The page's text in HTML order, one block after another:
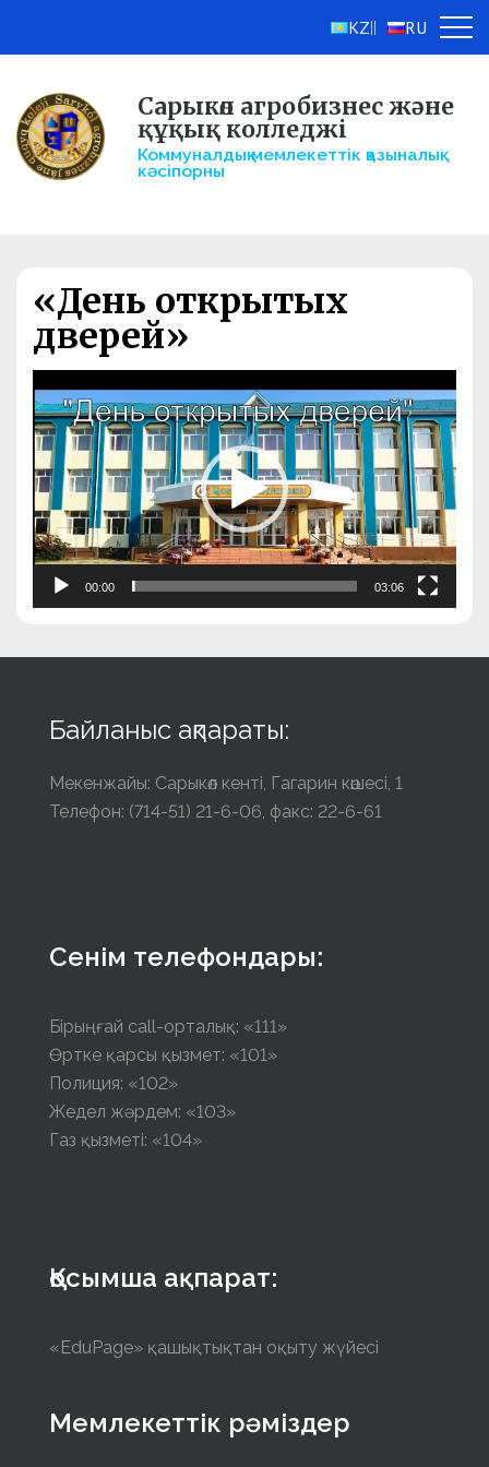
KZ RU
Сарыкөл агробизнес және
құқық колледжі
Коммуналдық мемлекеттік қазыналық
кәсіпорны
«День открытых
дверей»
00:00 03:06
Байланыс ақпараты:
Мекенжайы: Сарыкөл кенті, Гагарин көшесі, 1
Телефон: (714-51) 21-6-06, факс: 22-6-61
Сенім телефондары:
Бірыңғай call-орталық: «111»
Өртке қарсы қызмет: «101»
Полиция: «102»
Жедел жәрдем: «103»
Газ қызметі: «104»
Қосымша ақпарат:
«EduPage» қашықтықтан оқыту жүйесі
Мемлекеттік рәміздер